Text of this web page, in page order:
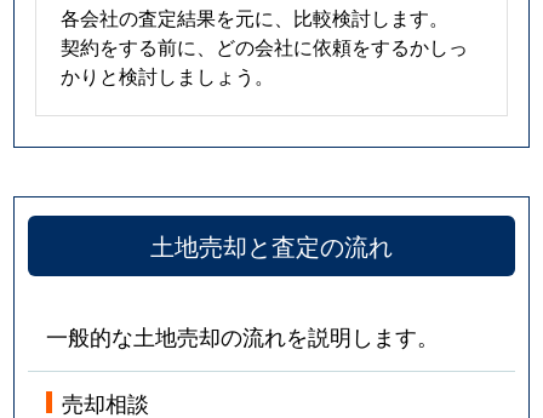
各会社の査定結果を元に、比較検討します。
契約をする前に、どの会社に依頼をするかしっ
かりと検討しましょう。
土地売却と査定の流れ
一般的な土地売却の流れを説明します。
売却相談